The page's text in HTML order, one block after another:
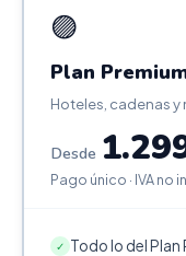
🟣
Plan
Hoteles, cadenas
Desde
Pago único · IVA no
✓ Todo lo del